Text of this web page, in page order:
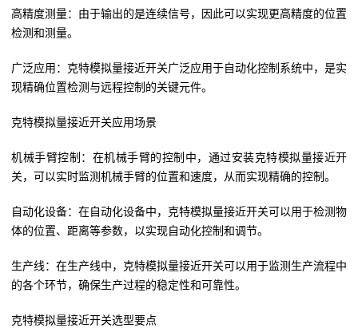
高精度测量：由于输出的是连续信号，因此可以实现更高精度的位置
检测和测量。
广泛应用：克特模拟量接近开关广泛应用于自动化控制系统中，是实
现精确位置检测与远程控制的关键元件。
克特模拟量接近开关应用场景
机械手臂控制：在机械手臂的控制中，通过安装克特模拟量接近开
关，可以实时监测机械手臂的位置和速度，从而实现精确的控制。
自动化设备：在自动化设备中，克特模拟量接近开关可以用于检测物
体的位置、距离等参数，以实现自动化控制和调节。
生产线：在生产线中，克特模拟量接近开关可以用于监测生产流程中
的各个环节，确保生产过程的稳定性和可靠性。
克特模拟量接近开关选型要点